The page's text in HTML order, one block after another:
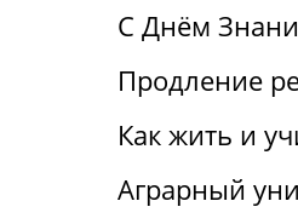
С Днём
Продление
Как жить и
Аграрный